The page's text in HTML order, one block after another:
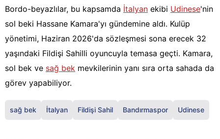
Bordo-beyazlılar, bu kapsamda İtalyan ekibi Udinese'nin
sol beki Hassane Kamara'yı gündemine aldı. Kulüp
yönetimi, Haziran 2026'da sözleşmesi sona erecek 32
yaşındaki Fildişi Sahilli oyuncuyla temasa geçti. Kamara,
sol bek ve sağ bek mevkilerinin yanı sıra orta sahada da
görev yapabiliyor.
sağ bek İtalyan Fildişi Sahil Bandırmaspor Udinese